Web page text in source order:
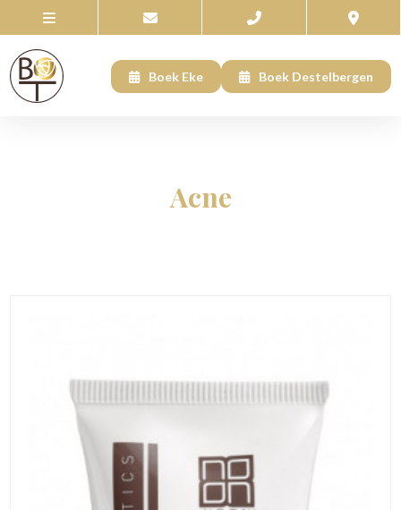
Boek Eke Boek Destelbergen
Acne